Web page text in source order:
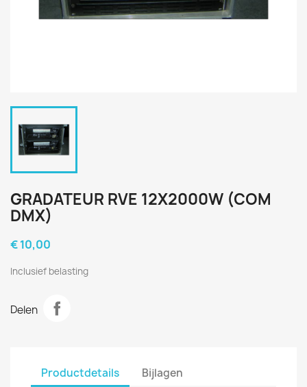
GRADATEUR RVE 12X2000W (COM
DMX)
€ 10,00
Inclusief belasting
Delen
Productdetails Bijlagen